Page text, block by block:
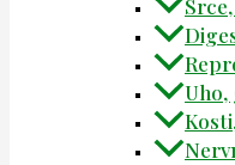
Uho,